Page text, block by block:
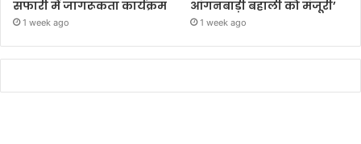
सफारी में जागरूकता कार्यक्रम
1 week ago
आंगनबाड़ी बहाली को मंजूरी’
1 week ago